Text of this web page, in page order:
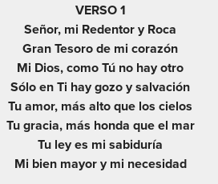
VERSO 1
Señor, mi Redentor y Roca
Gran Tesoro de mi corazón
Mi Dios, como Tú no hay otro
Sólo en Ti hay gozo y salvación
Tu amor, más alto que los cielos
Tu gracia, más honda que el mar
Tu ley es mi sabiduría
Mi bien mayor y mi necesidad